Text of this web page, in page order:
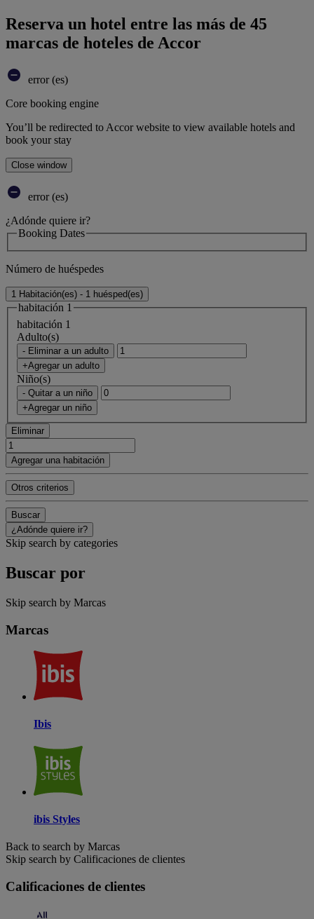
Reserva un hotel entre las más de 45
marcas de hoteles de Accor
error (es)
Core booking engine
You’ll be redirected to Accor website to view available hotels and
book your stay
Close window
error (es)
¿Adónde quiere ir?
Booking Dates
Número de huéspedes
1 Habitación(es) - 1 huésped(es)
habitación 1
habitación 1
Adulto(s)
- Eliminar a un adulto
+Agregar un adulto
Niño(s)
- Quitar a un niño
+Agregar un niño
Eliminar
Agregar una habitación
Otros criterios
Buscar
¿Adónde quiere ir?
Skip search by categories
Buscar por
Skip search by Marcas
Marcas
Ibis
ibis Styles
Back to search by Marcas
Skip search by Calificaciones de clientes
Calificaciones de clientes